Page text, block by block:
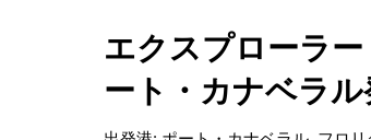
エクスプローラ
ート・カナベラ